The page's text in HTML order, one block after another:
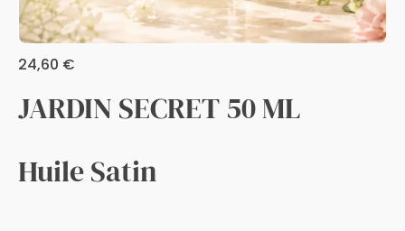
24,60 €
JARDIN SECRET 50 ML
Huile Satin